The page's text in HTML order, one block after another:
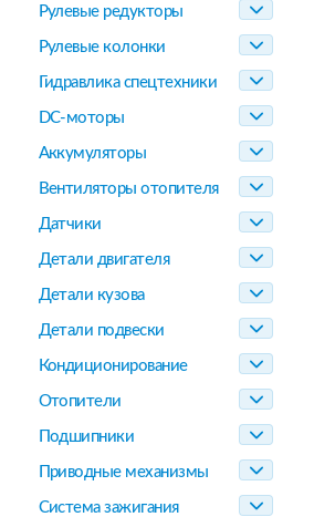
Рулевые редукторы
Рулевые колонки
Гидравлика спецтехники
DC-моторы
Аккумуляторы
Вентиляторы отопителя
Датчики
Детали двигателя
Детали кузова
Детали подвески
Кондиционирование
Отопители
Подшипники
Приводные механизмы
Система зажигания